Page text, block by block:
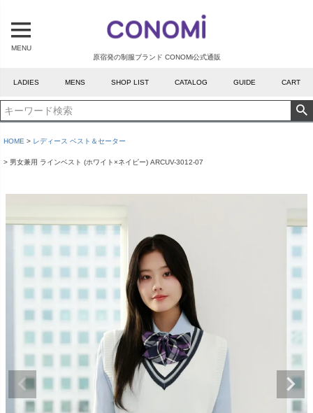
原宿発の制服ブランド CONOMi公式通販
MENU
LADIES MENS SHOP LIST CATALOG GUIDE CART
HOME レディース ベスト＆セーター
男女兼用 ラインベスト (ホワイト×ネイビー) ARCUV-3012-07